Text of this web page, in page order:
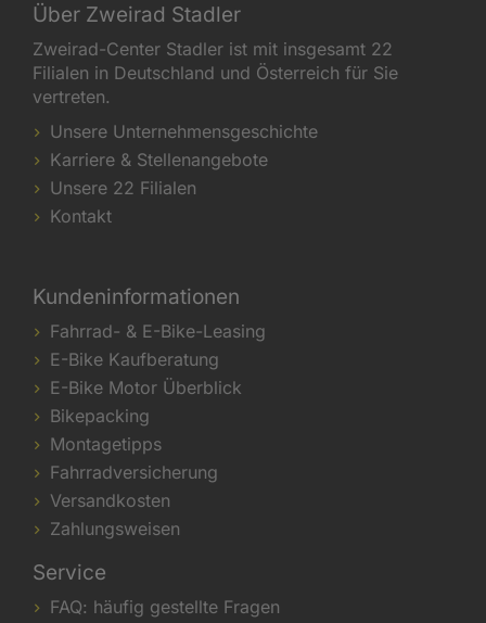
Über Zweirad Stadler
Zweirad-Center Stadler ist mit insgesamt 22
Filialen in Deutschland und Österreich für Sie
vertreten.
Unsere Unternehmensgeschichte
Karriere & Stellenangebote
Unsere 22 Filialen
Kontakt
Kundeninformationen
Fahrrad- & E-Bike-Leasing
E-Bike Kaufberatung
E-Bike Motor Überblick
Bikepacking
Montagetipps
Fahrradversicherung
Versandkosten
Zahlungsweisen
Service
FAQ: häufig gestellte Fragen